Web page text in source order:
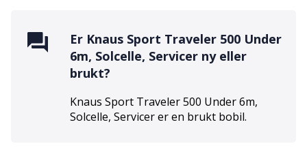
Er Knaus Sport Traveler 500 Under
6m, Solcelle, Servicer ny eller
brukt?
Knaus Sport Traveler 500 Under 6m,
Solcelle, Servicerer en brukt bobil.